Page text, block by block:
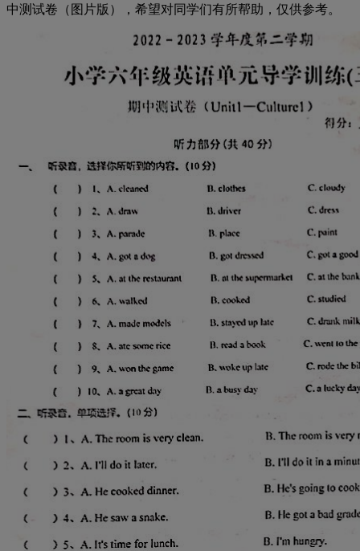
中测试卷（图片版），希望对同学们有所帮助，仅供参考。